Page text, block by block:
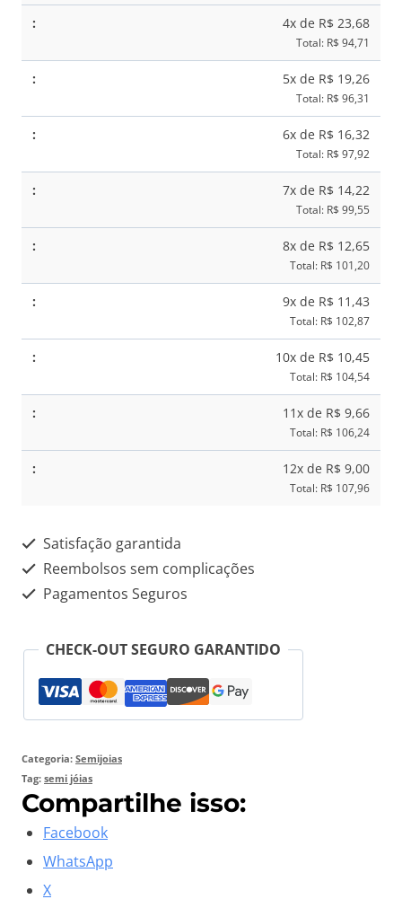
4x de R$ 23,68
Total: R$ 94,71
5x de R$ 19,26
Total: R$ 96,31
6x de R$ 16,32
Total: R$ 97,92
7x de R$ 14,22
Total: R$ 99,55
8x de R$ 12,65
Total: R$ 101,20
9x de R$ 11,43
Total: R$ 102,87
10x de R$ 10,45
Total: R$ 104,54
11x de R$ 9,66
Total: R$ 106,24
12x de R$ 9,00
Total: R$ 107,96
Satisfação garantida
Reembolsos sem complicações
Pagamentos Seguros
CHECK-OUT SEGURO GARANTIDO
Categoria: Semijoias
Tag: semi jóias
Compartilhe isso:
Facebook
WhatsApp
X